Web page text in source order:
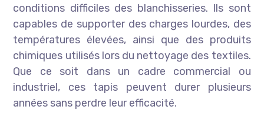
conditions difficiles des blanchisseries. Ils sont
capables de supporter des charges lourdes, des
températures élevées, ainsi que des produits
chimiques utilisés lors du nettoyage des textiles.
Que ce soit dans un cadre commercial ou
industriel, ces tapis peuvent durer plusieurs
années sans perdre leur efficacité.